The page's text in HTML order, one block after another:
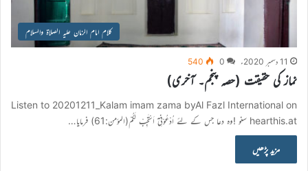
کلام امام الزمان علیہ الصلاۃ والسلام
11 دسمبر 2020ء 0
540
نماز کی حقیقت (حصہ پنجم۔ آخری)
Listen to 20201211_Kalam imam zama byAl Fazl International on
hearthis.at سنو !وہ دعا جس کے لئے اُدْعُوْنِيْٓ اَسْتَجِبْ لَكُمْ(المؤمن:61) فرمایا…
مزید پڑھیں